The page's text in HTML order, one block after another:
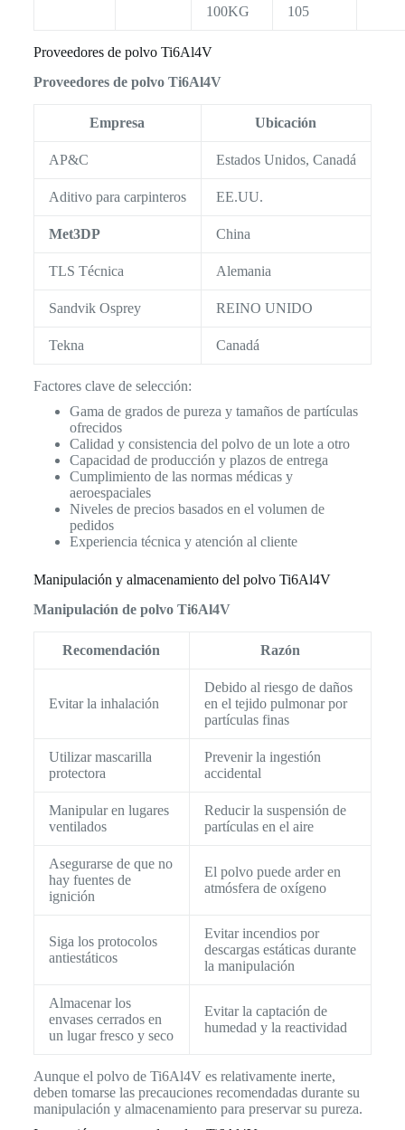
100KG 105
Proveedores de polvo Ti6Al4V
Proveedores de polvo Ti6Al4V
Empresa Ubicación
AP&C Estados Unidos, Canadá
Aditivo para carpinteros EE.UU.
Met3DP China
TLS Técnica Alemania
Sandvik Osprey REINO UNIDO
Tekna Canadá
Factores clave de selección:
Gama de grados de pureza y tamaños de partículas
ofrecidos
Calidad y consistencia del polvo de un lote a otro
Capacidad de producción y plazos de entrega
Cumplimiento de las normas médicas y
aeroespaciales
Niveles de precios basados en el volumen de
pedidos
Experiencia técnica y atención al cliente
Manipulación y almacenamiento del polvo Ti6Al4V
Manipulación de polvo Ti6Al4V
Recomendación Razón
Evitar la inhalación
Debido al riesgo de daños
en el tejido pulmonar por
partículas finas
Utilizar mascarilla
protectora
Prevenir la ingestión
accidental
Manipular en lugares
ventilados
Reducir la suspensión de
partículas en el aire
Asegurarse de que no
hay fuentes de
ignición
El polvo puede arder en
atmósfera de oxígeno
Siga los protocolos
antiestáticos
Evitar incendios por
descargas estáticas durante
la manipulación
Almacenar los
envases cerrados en
un lugar fresco y seco
Evitar la captación de
humedad y la reactividad
Aunque el polvo de Ti6Al4V es relativamente inerte,
deben tomarse las precauciones recomendadas durante su
manipulación y almacenamiento para preservar su pureza.